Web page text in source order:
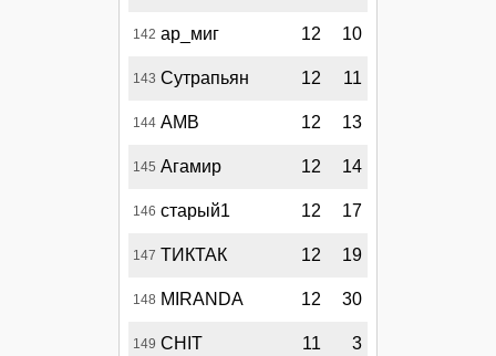
142 ар_миг 12 10
143 Сутрапьян 12 11
144 AMB 12 13
145 Агамир 12 14
146 старый1 12 17
147 ТИКТАК 12 19
148 MIRANDA 12 30
149 CHIT 11 3